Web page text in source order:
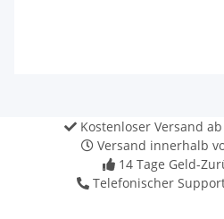
Kostenloser Versand
Versand innerhalb
14 Tage Geld-
Telefonischer